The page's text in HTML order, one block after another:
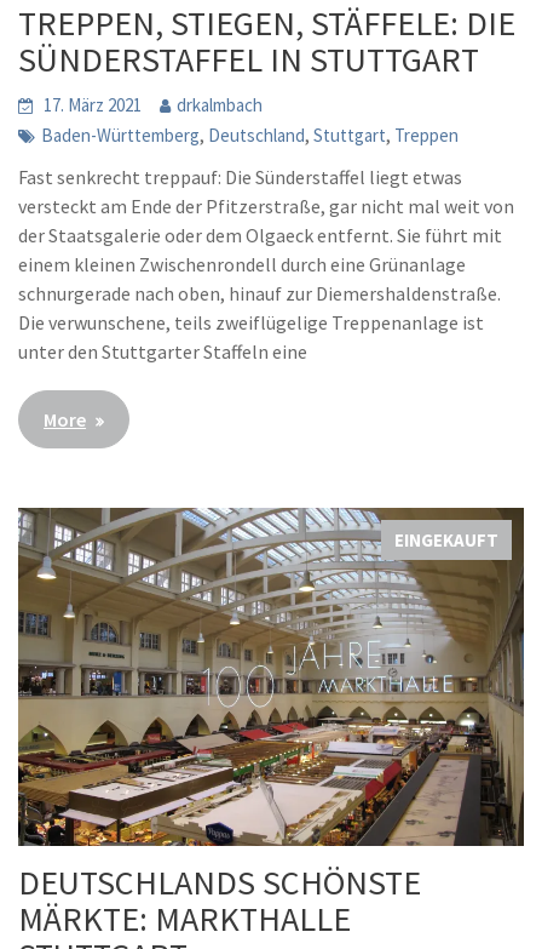
TREPPEN, STIEGEN, STÄFFELE: DIE
SÜNDERSTAFFEL IN STUTTGART
17. März 2021
drkalmbach
Baden-Württemberg, Deutschland,Stuttgart, Treppen
Fast senkrecht treppauf: Die Sünderstaffel liegt etwas
versteckt am Ende der Pfitzerstraße, gar nicht mal weit von
der Staatsgalerie oder dem Olgaeck entfernt. Sie führt mit
einem kleinen Zwischenrondell durch eine Grünanlage
schnurgerade nach oben, hinauf zur Diemershaldenstraße.
Die verwunschene, teils zweiflügelige Treppenanlage ist
unter den Stuttgarter Staffeln eine
More
EINGEKAUFT
DEUTSCHLANDS SCHÖNSTE
MÄRKTE: MARKTHALLE